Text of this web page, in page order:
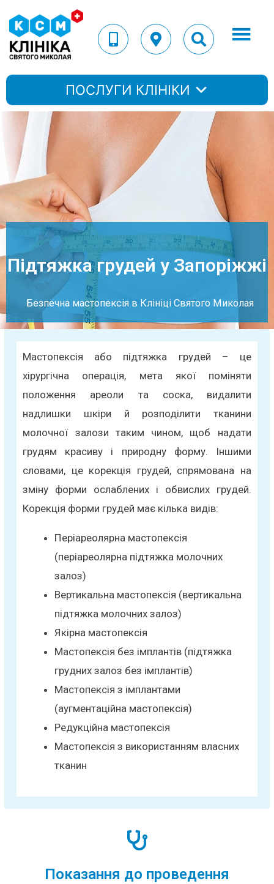
ПОСЛУГИ КЛІНІКИ
Підтяжка грудей у Запоріжжі
Безпечна мастопексія в Клініці Святого Миколая
Мастопексія або підтяжка грудей – це
хірургічна операція, мета якої поміняти
положення ареоли та соска, видалити
надлишки шкіри й розподілити тканини
молочної залози таким чином, щоб надати
грудям красиву і природну форму. Іншими
словами, це корекція грудей, спрямована на
зміну форми ослаблених і обвислих грудей.
Корекція форми грудей має кілька видів:
Періареолярна мастопексія
(періареолярна підтяжка молочних
залоз)
Вертикальна мастопексія (вертикальна
підтяжка молочних залоз)
Якірна мастопексія
Мастопексія без імплантів (підтяжка
грудних залоз без імплантів)
Мастопексія з імплантами
(аугментаційна мастопексія)
Редукційна мастопексія
Мастопексія з використанням власних
тканин
Показання до проведення